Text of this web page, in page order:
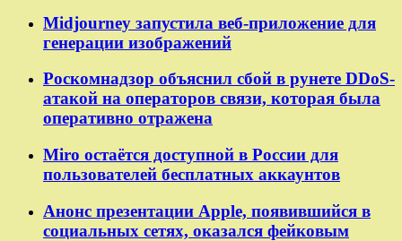
Midjourney запустила веб-приложение для
генерации изображений
Роскомнадзор объяснил сбой в рунете DDoS-
атакой на операторов связи, которая была
оперативно отражена
Miro остаётся доступной в России для
пользователей бесплатных аккаунтов
Анонс презентации Apple, появившийся в
социальных сетях, оказался фейковым